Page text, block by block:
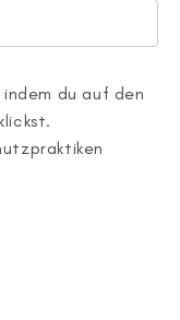
du auf den